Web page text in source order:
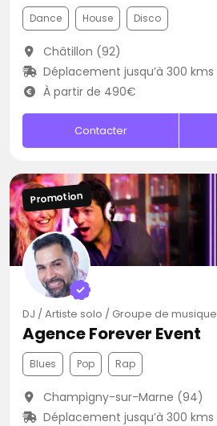
Dance House Disco
Châtillon (92)
Déplacement jusqu’à 300 kms
À partir de 490€
Contacter
Promotion
DJ / Artiste solo / Groupe de musique
Agence Forever Event
Blues Pop Rap
Champigny-sur-Marne (94)
Déplacement jusqu’à 300 kms